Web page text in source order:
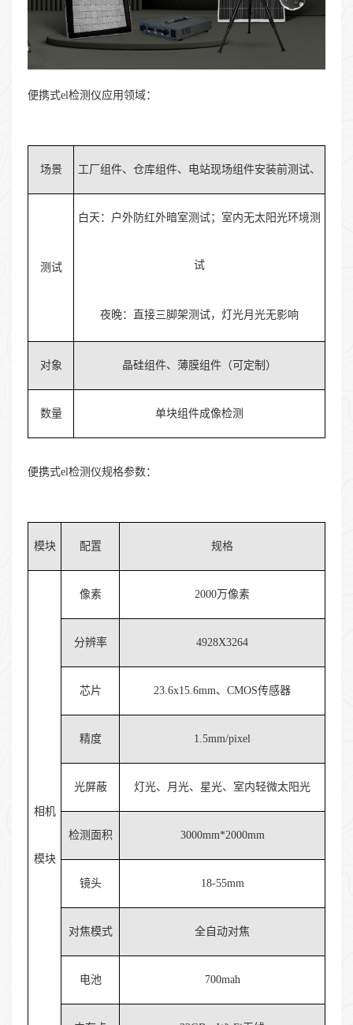
便携式el检测仪应用领域：
场景 工厂组件、仓库组件、电站现场组件安装前测试、
测试
白天：户外防红外暗室测试；室内无太阳光环境测
试
夜晚：直接三脚架测试，灯光月光无影响
对象 晶硅组件、薄膜组件（可定制）
数量 单块组件成像检测
便携式el检测仪规格参数：
模块 配置 规格
相机
模块
像素 2000万像素
分辨率 4928X3264
芯片 23.6x15.6mm、CMOS传感器
精度 1.5mm/pixel
光屏蔽 灯光、月光、星光、室内轻微太阳光
检测面积 3000mm*2000mm
镜头 18-55mm
对焦模式 全自动对焦
电池 700mah